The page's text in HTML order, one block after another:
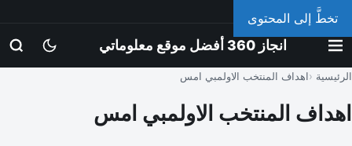
تخطَّ إلى المحتوى
الإثنين، 10 أغسطس 2026
انجاز 360 أفضل موقع معلوماتي
الرئيسية اهداف المنتخب الاولمبي امس
اهداف المنتخب الاولمبي امس